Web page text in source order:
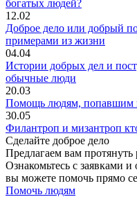
богатых людей?
12.02
Доброе дело или добрый
примерами из жизни
04.04
Истории добрых дел и
обычные люди
20.03
Помощь людям, попавшим
30.05
Филантроп и мизантроп
Сделайте доброе дело
Предлагаем вам
Ознакомьтесь с заявками
вы можете помочь прямо
Помочь людям